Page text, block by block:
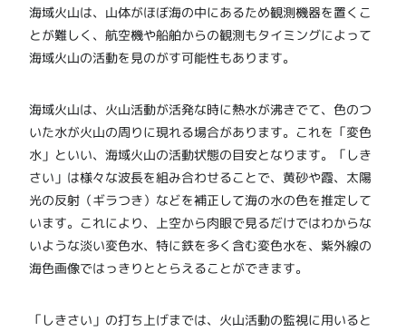
海域火山は、山体がほぼ海の中にあるため観測機器を置くこ
とが難しく、航空機や船舶からの観測もタイミングによって
海域火山の活動を見のがす可能性もあります。
海域火山は、火山活動が活発な時に熱水が沸きでて、色のつ
いた水が火山の周りに現れる場合があります。これを「変色
水」といい、海域火山の活動状態の目安となります。「しき
さい」は様々な波長を組み合わせることで、黄砂や霞、太陽
光の反射（ギラつき）などを補正して海の水の色を推定して
います。これにより、上空から肉眼で見るだけではわからな
いような淡い変色水、特に鉄を多く含む変色水を、紫外線の
海色画像ではっきりととらえることができます。
「しきさい」の打ち上げまでは、火山活動の監視に用いると